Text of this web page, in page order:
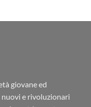
giovane ed
nuovi e rivoluzionari